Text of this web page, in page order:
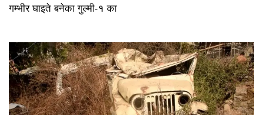
गम्भीर घाइते बनेका गुल्मी-१ का